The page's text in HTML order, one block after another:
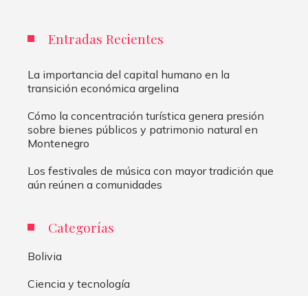
Entradas Recientes
La importancia del capital humano en la
transición económica argelina
Cómo la concentración turística genera presión
sobre bienes públicos y patrimonio natural en
Montenegro
Los festivales de música con mayor tradición que
aún reúnen a comunidades
Categorías
Bolivia
Ciencia y tecnología